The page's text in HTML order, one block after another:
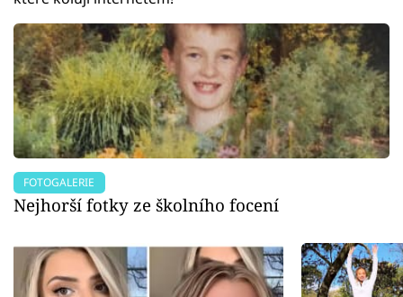
FOTOGALERIE
Nejhorší fotky ze školního focení